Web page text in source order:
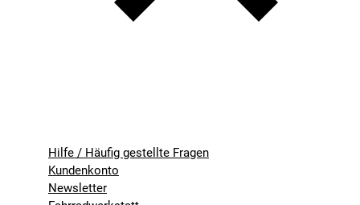
Hilfe / Häufig gestellte Fragen
Kundenkonto
Newsletter